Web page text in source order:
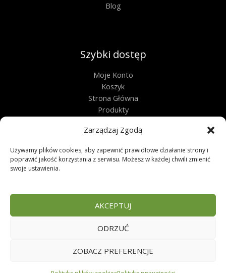
Zarządzaj Zgodą
Używamy plików cookies, aby zapewnić prawidłowe działanie strony i
poprawić jakość korzystania z serwisu. Możesz w każdej chwili zmienić
swoje ustawienia.
AKCEPTUJ
ODRZUĆ
ZOBACZ PREFERENCJE
Blog
Szybki dostęp
Moje Konto
Koszyk
Strona Główna
Produkty
Regulamin
Zwroty
FAQ